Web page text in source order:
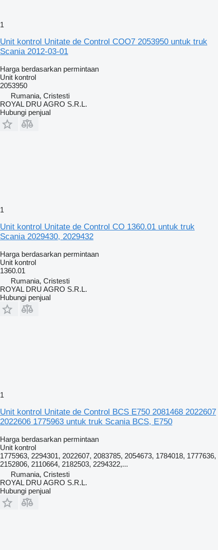
1
Unit kontrol Unitate de Control COO7 2053950 untuk truk
Scania 2012-03-01
Harga berdasarkan permintaan
Unit kontrol
2053950
Rumania, Cristesti
ROYAL DRU AGRO S.R.L.
Hubungi penjual
1
Unit kontrol Unitate de Control CO 1360.01 untuk truk
Scania 2029430, 2029432
Harga berdasarkan permintaan
Unit kontrol
1360.01
Rumania, Cristesti
ROYAL DRU AGRO S.R.L.
Hubungi penjual
1
Unit kontrol Unitate de Control BCS E750 2081468 2022607
2022606 1775963 untuk truk Scania BCS, E750
Harga berdasarkan permintaan
Unit kontrol
1775963, 2294301, 2022607, 2083785, 2054673, 1784018, 1777636,
2152806, 2110664, 2182503, 2294322,...
Rumania, Cristesti
ROYAL DRU AGRO S.R.L.
Hubungi penjual